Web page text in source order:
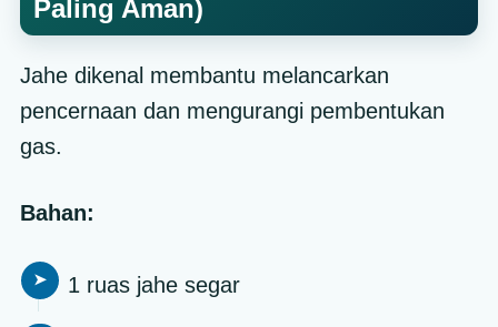
Paling Aman)
Jahe dikenal membantu melancarkan
pencernaan dan mengurangi pembentukan
gas.
Bahan:
1 ruas jahe segar